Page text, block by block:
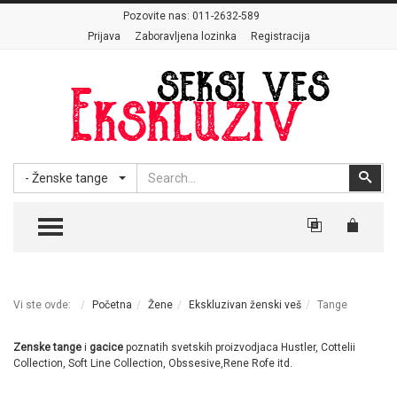
Pozovite nas: 011-2632-589
Prijava
Zaboravljena lozinka Registracija
- Ženske tange
Search
TOGGLE MENU
Vi ste ovde: Početna Žene Ekskluzivan ženski veš Tange
Zenske tange i gacice poznatih svetskih proizvodjaca Hustler, Cottelii
Collection, Soft Line Collection, Obssesive,Rene Rofe itd.